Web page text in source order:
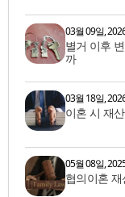
03월 09일,
별거 이후
까
03월 18일,
이혼 시 재
05월 08일,
협의이혼 재